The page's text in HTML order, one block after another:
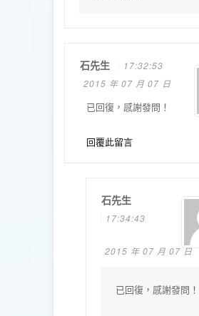
石先生
17:32:53
2015 年 07 月 07 日
已回復，感謝發問！
回覆此留言
石先生
17:34:43
2015 年 07 月 07 日
已回復，感謝發問！